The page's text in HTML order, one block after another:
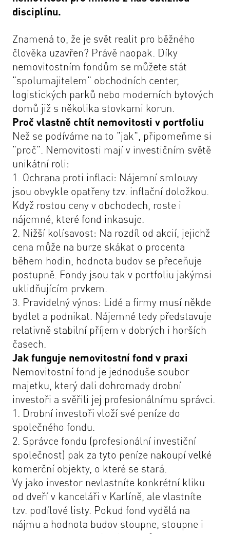
disciplínu.
Znamená to, že je svět realit pro běžného
člověka uzavřen? Právě naopak. Díky
nemovitostním fondům se můžete stát
"spolumajitelem" obchodních center,
logistických parků nebo moderních bytových
domů již s několika stovkami korun.
Proč vlastně chtít nemovitosti v portfoliu
Než se podíváme na to "jak", připomeňme si
"proč". Nemovitosti mají v investičním světě
unikátní roli:
1. Ochrana proti inflaci: Nájemní smlouvy
jsou obvykle opatřeny tzv. inflační doložkou.
Když rostou ceny v obchodech, roste i
nájemné, které fond inkasuje.
2. Nižší kolísavost: Na rozdíl od akcií, jejichž
cena může na burze skákat o procenta
během hodin, hodnota budov se přeceňuje
postupně. Fondy jsou tak v portfoliu jakýmsi
uklidňujícím prvkem.
3. Pravidelný výnos: Lidé a firmy musí někde
bydlet a podnikat. Nájemné tedy představuje
relativně stabilní příjem v dobrých i horších
časech.
Jak funguje nemovitostní fond v praxi
Nemovitostní fond je jednoduše soubor
majetku, který dali dohromady drobní
investoři a svěřili jej profesionálnímu správci.
1. Drobní investoři vloží své peníze do
společného fondu.
2. Správce fondu (profesionální investiční
společnost) pak za tyto peníze nakoupí velké
komerční objekty, o které se stará.
Vy jako investor nevlastníte konkrétní kliku
od dveří v kanceláři v Karlíně, ale vlastníte
tzv. podílové listy. Pokud fond vydělá na
nájmu a hodnota budov stoupne, stoupne i